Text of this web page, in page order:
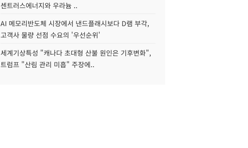
센트러스에너지와 우라늄 ..
AI 메모리반도체 시장에서 낸드플래시보다 D램 부각,
고객사 물량 선점 수요의 '우선순위'
세계기상특성 "캐나다 초대형 산불 원인은 기후변화",
트럼프 "산림 관리 미흡" 주장에..